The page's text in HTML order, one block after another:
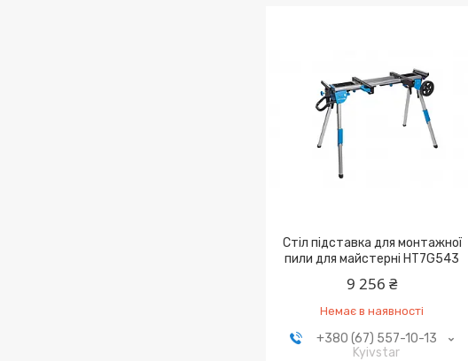
Стіл підставка для монтажної
пили для майстерні HT7G543
9 256 ₴
Немає в наявності
+380 (67) 557-10-13
Kyivstar